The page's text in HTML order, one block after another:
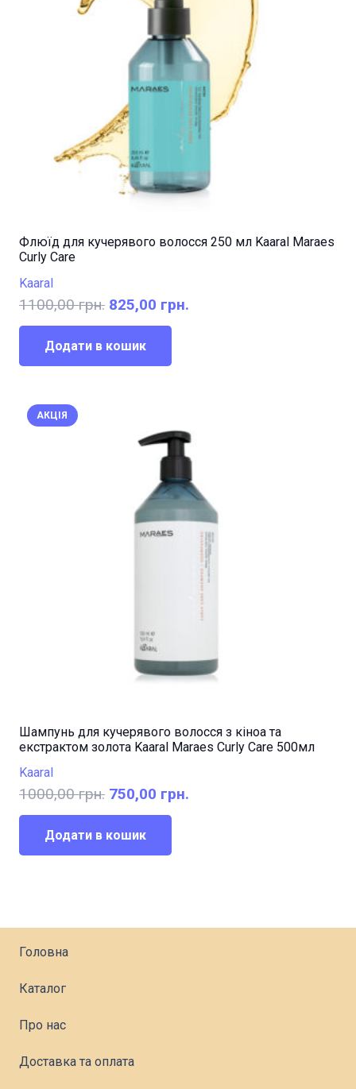
Флюїд для кучерявого волосся 250 мл Kaaral Maraes
Curly Care
Kaaral
1100,00грн. Оригінальна
ціна:
1100,00 грн..
825,00 грн.
Додати в кошик
АКЦІЯ
Шампунь для кучерявого волосся з кіноа та
екстрактом золота Kaaral Maraes Curly Care 500мл
Kaaral
1000,00грн. Оригінальна
ціна:
1000,00 грн..
750,00 грн.
Додати в кошик
Головна
Каталог
Про нас
Доставка та оплата